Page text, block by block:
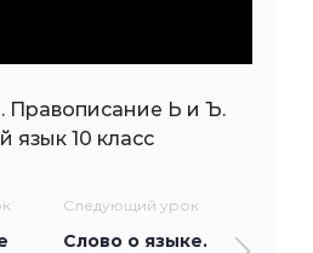
Правописание Ь и Ъ.
язык 10 класс
Следующий урок
Слово о языке.